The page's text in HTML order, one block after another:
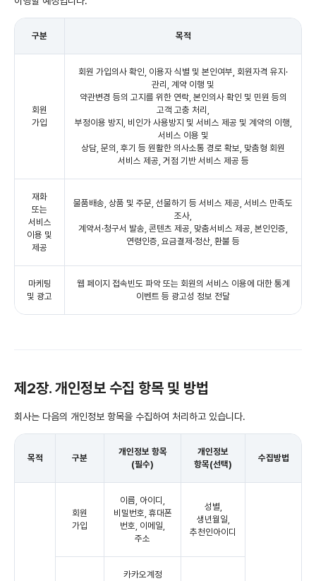
구분 목적
회원
가입
회원 가입의사 확인, 이용자 식별 및 본인여부, 회원자격 유지·
관리, 계약 이행 및
약관변경 등의 고지를 위한 연락, 본인의사 확인 및 민원 등의
고객 고충 처리,
부정이용 방지, 비인가 사용방지 및 서비스 제공 및 계약의 이행,
서비스 이용 및
상담, 문의, 후기 등 원활한 의사소통 경로 확보, 맞춤형 회원
서비스 제공, 거점 기반 서비스 제공 등
재화
또는
서비스
이용 및
제공
물품배송, 상품 및 주문, 선물하기 등 서비스 제공, 서비스 만족도
조사,
계약서·청구서 발송, 콘텐츠 제공, 맞춤서비스 제공, 본인인증,
연령인증, 요금결제·정산, 환불 등
마케팅
및 광고
웹 페이지 접속빈도 파악 또는 회원의 서비스 이용에 대한 통계
이벤트 등 광고성 정보 전달
제2장. 개인정보 수집 항목 및 방법
회사는 다음의 개인정보 항목을 수집하여 처리하고 있습니다.
목적 구분
개인정보 항목
(필수)
개인정보
항목(선택)
수집방법
회원
가입
이름, 아이디,
비밀번호, 휴대폰
번호, 이메일,
주소
성별,
생년월일,
추천인아이디
카카오계정